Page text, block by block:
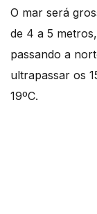
O mar será
de 4 a 5
passando a
ultrapassar os
19ºC.